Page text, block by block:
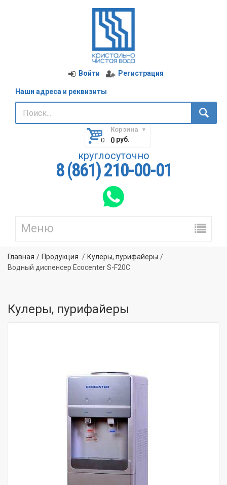
Войти Регистрация
Наши адреса и реквизиты
Корзина
0руб.
круглосуточно
8 (861) 210-00-01
Главная Продукция
Кулеры, пурифайеры
Водный диспенсер Ecocenter S-F20C
Кулеры, пурифайеры